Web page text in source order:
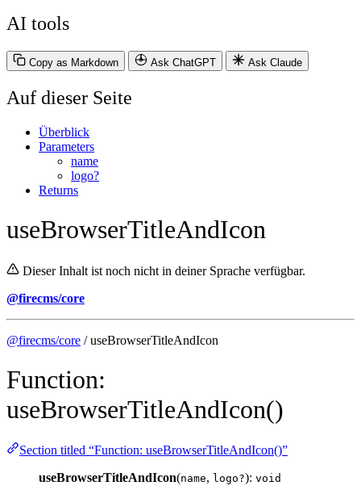
AI tools
Copy as Markdown Ask ChatGPT Ask Claude
Auf dieser Seite
Überblick
Parameters
name
logo?
Returns
useBrowserTitleAndIcon
Dieser Inhalt ist noch nicht in deiner Sprache verfügbar.
@firecms/core
@firecms/core / useBrowserTitleAndIcon
Function:
useBrowserTitleAndIcon()
Section titled “Function: useBrowserTitleAndIcon()”
useBrowserTitleAndIcon(name, logo?): void